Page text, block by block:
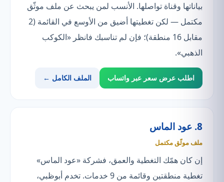
بياناتها وقناة تواصلها. الأنسب لمن يبحث عن ملف موثّق
مكتمل — لكن تغطيتها أضيق من الأوسع في القائمة (2
مقابل 16 منطقة)؛ فإن لم تناسبك فانظر «الكوكب
الذهبي».
اطلب عرض سعر عبر واتساب الملف الكامل ←
8. عود الماس
ملف موثّق مكتمل
إن كان همّك التغطية والعمق، فشركة «عود الماس»
تغطية منطقتين وقائمة من 9 خدمات. تخدم أبوظبي،